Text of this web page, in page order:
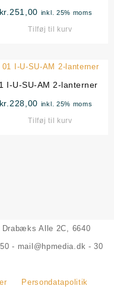
kr. 251,00 inkl. 25% moms
Tilføj til kurv
I-U-SU-AM 2-lanterner
kr. 228,00 inkl. 25% moms
Tilføj til kurv
Drabæks Alle 2C, 6640
- mail@hpmedia.dk - 30
Persondatapolitik